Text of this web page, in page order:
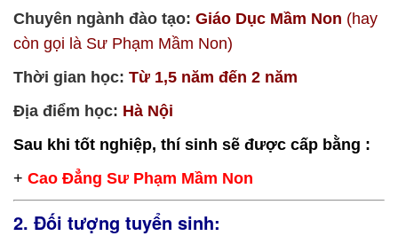
Chuyên ngành đào tạo: Giáo Dục Mầm Non (hay
còn gọi là Sư Phạm Mầm Non)
Thời gian học: Từ 1,5 năm đến 2 năm
Địa điểm học: Hà Nội
Sau khi tốt nghiệp, thí sinh sẽ được cấp bằng :
+ Cao Đẳng Sư Phạm Mầm Non
2. Đối tượng tuyển sinh: